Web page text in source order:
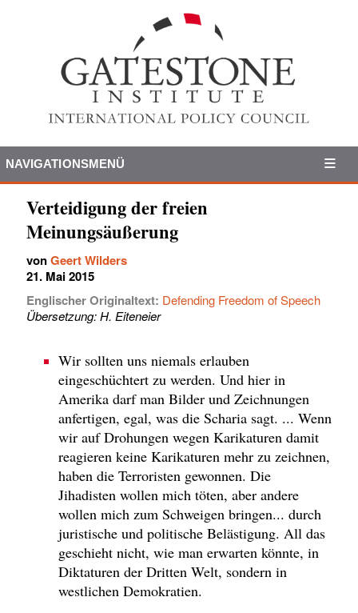
NAVIGATIONSMENÜ
Verteidigung der freien
Meinungsäußerung
vonGeert Wilders
21. Mai 2015
Englischer Originaltext: Defending Freedom of Speech
Übersetzung: H. Eiteneier
Wir sollten uns niemals erlauben
eingeschüchtert zu werden. Und hier in
Amerika darf man Bilder und Zeichnungen
anfertigen, egal, was die Scharia sagt. ... Wenn
wir auf Drohungen wegen Karikaturen damit
reagieren keine Karikaturen mehr zu zeichnen,
haben die Terroristen gewonnen. Die
Jihadisten wollen mich töten, aber andere
wollen mich zum Schweigen bringen... durch
juristische und politische Belästigung. All das
geschieht nicht, wie man erwarten könnte, in
Diktaturen der Dritten Welt, sondern in
westlichen Demokratien.